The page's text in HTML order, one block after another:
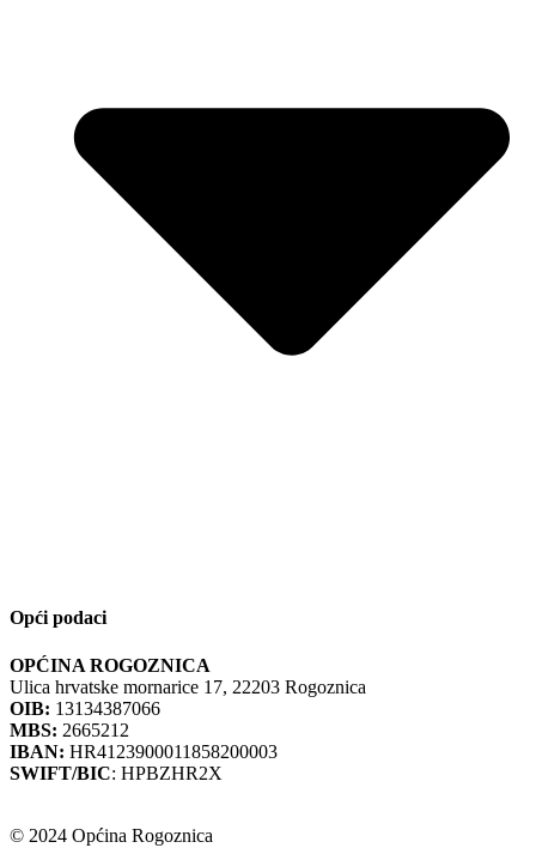
Opći podaci
OPĆINA ROGOZNICA
Ulica hrvatske mornarice 17, 22203 Rogoznica
OIB: 13134387066
MBS: 2665212
IBAN: HR4123900011858200003
SWIFT/BIC: HPBZHR2X
© 2024 Općina Rogoznica